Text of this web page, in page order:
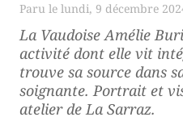
lundi, 9 décembre
La Vaudoise Amélie
activité dont elle vit
trouve sa source dans
soignante. Portrait et
atelier de La Sarraz.